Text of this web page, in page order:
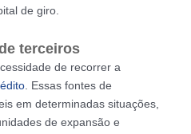
de giro.
terceiros
de recorrer a
. Essas fontes de
em determinadas situações,
de expansão e